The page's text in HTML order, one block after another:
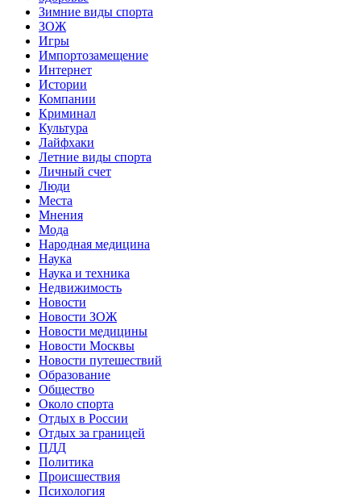
Зимние виды спорта
ЗОЖ
Игры
Импортозамещение
Интернет
Истории
Компании
Криминал
Культура
Лайфхаки
Летние виды спорта
Личный счет
Люди
Места
Мнения
Мода
Народная медицина
Наука
Наука и техника
Недвижимость
Новости
Новости ЗОЖ
Новости медицины
Новости Москвы
Новости путешествий
Образование
Общество
Около спорта
Отдых в России
Отдых за границей
ПДД
Политика
Происшествия
Психология